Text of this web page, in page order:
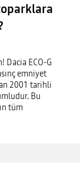
Dacia ECO-G
emniyet
2001 tarihli
Bu
tüm